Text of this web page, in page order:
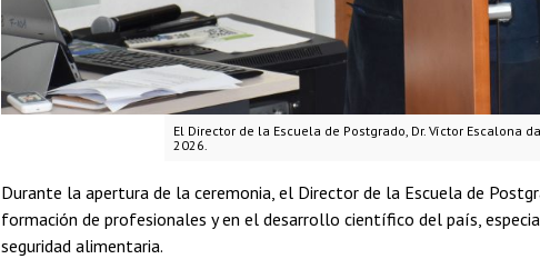
El Director de la Escuela de Postgrado, Dr. Víctor
2026.
Durante la apertura de la ceremonia, el Director de la Escuela de
formación de profesionales y en el desarrollo científico del país,
seguridad alimentaria.